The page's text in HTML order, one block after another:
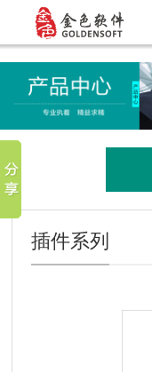
插件系列